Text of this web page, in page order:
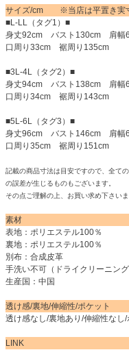
サイズ/cm ※当店は平置き実寸
■L-LL（タグ1）■
身丈92cm バスト130cm 肩
口周り33cm 裾周り135cm
■3L-4L（タグ2）■
身丈94cm バスト138cm 肩
口周り34cm 裾周り143cm
■5L-6L（タグ3）■
身丈96cm バスト146cm 肩
口周り35cm 裾周り151cm
記載の商品寸法は目安ですので、全て
の誤差が生じるものもございます。
その点ご理解の上、お買い求め下さい
素材
表地：ポリエステル100％
裏地：ポリエステル100％
別布：合成皮革
手洗い不可（ドライクリーニング
生産国：中国
透け感/裏地/伸縮性/ポケット
透け感なし/裏地あり/伸縮性なし/
LINK